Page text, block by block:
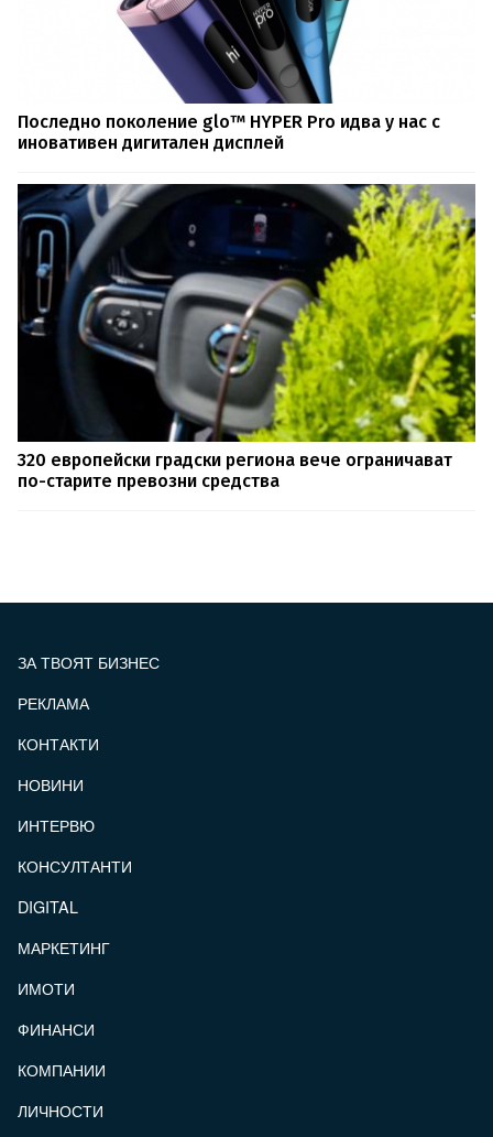
Последно поколение glo™ HYPER Pro идва у нас с
иновативен дигитален дисплей
320 европейски градски региона вече ограничават
по-старите превозни средства
ЗА ТВОЯТ БИЗНЕС
РЕКЛАМА
КОНТАКТИ
НОВИНИ
ИНТЕРВЮ
КОНСУЛТАНТИ
DIGITAL
МАРКЕТИНГ
ИМОТИ
ФИНАНСИ
КОМПАНИИ
ЛИЧНОСТИ